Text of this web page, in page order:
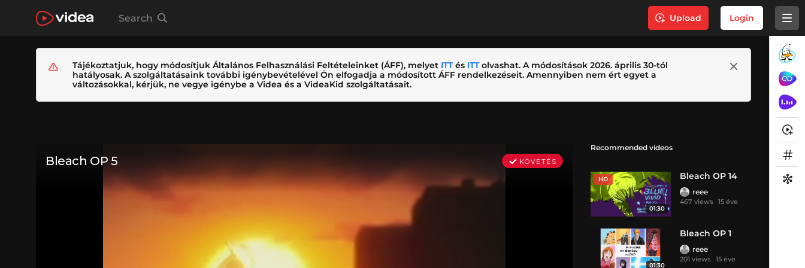
Search Upload Login
Tájékoztatjuk, hogy módosítjuk Általános Felhasználási Feltételeinket (ÁFF), melyet ITTés ITTolvashat. A módosítások 2026. április 30-tól
hatályosak. A szolgáltatásaink további igénybevételével Ön elfogadja a módosított ÁFF rendelkezéseit. Amennyiben nem ért egyet a
változásokkal, kérjük, ne vegye igénybe a Videa és a VideaKid szolgáltatásait.
Recommended videos
HD
01:30
Bleach OP 14
reee
467 views 15 éve
01:30
Bleach OP 1
reee
201 views 15 éve